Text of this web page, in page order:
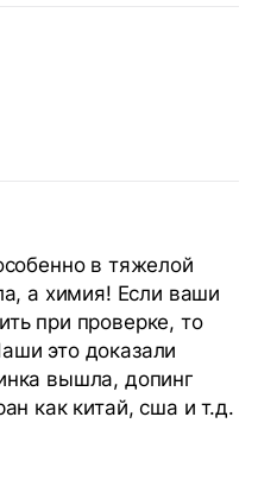
в тяжелой
а химия! Если ваши
при проверке, то
это доказали
вышла, допинг
как китай, сша и т.д.